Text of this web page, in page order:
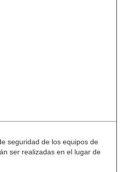
seguridad de los equipos de
ser realizadas en el lugar de